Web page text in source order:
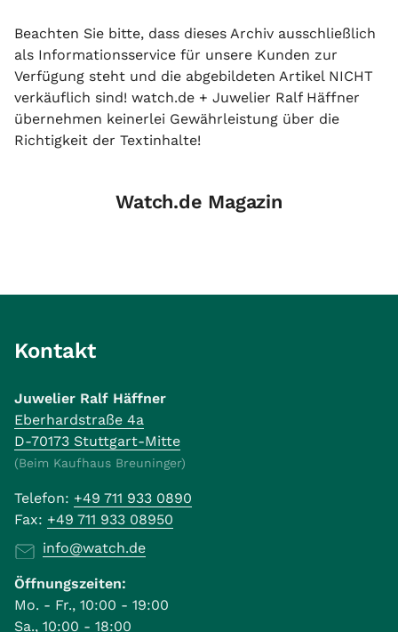
Beachten Sie bitte, dass dieses Archiv ausschließlich
als Informationsservice für unsere Kunden zur
Verfügung steht und die abgebildeten Artikel NICHT
verkäuflich sind! watch.de + Juwelier Ralf Häffner
übernehmen keinerlei Gewährleistung über die
Richtigkeit der Textinhalte!
Watch.de Magazin
Kontakt
Juwelier Ralf Häffner
Eberhardstraße 4a
D-70173 Stuttgart-Mitte
(Beim Kaufhaus Breuninger)
Telefon: +49 711 933 0890
Fax: +49 711 933 08950
info@watch.de
Öffnungszeiten:
Mo. - Fr., 10:00 - 19:00
Sa., 10:00 - 18:00